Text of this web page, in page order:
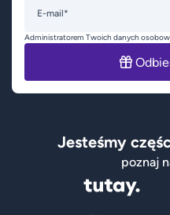
E-mail*
Administratorem Twoich danych
Jesteśmy
poznaj